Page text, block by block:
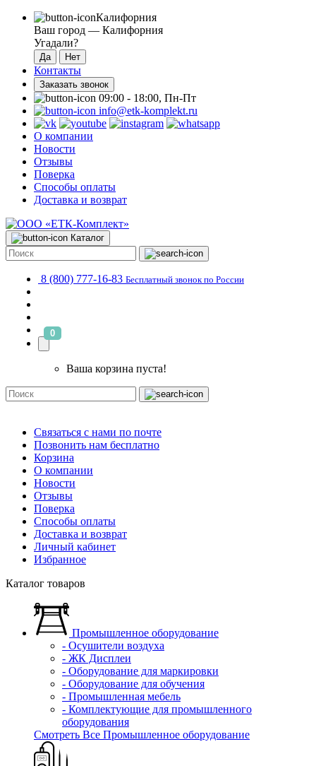
Калифорния
Ваш город — Калифорния
Угадали?
Контакты
Заказать звонок
09:00 - 18:00, Пн-Пт
info@etk-komplekt.ru
О компании
Новости
Отзывы
Поверка
Способы оплаты
Доставка и возврат
Каталог
8 (800) 777-16-83 Бесплатный звонок по России
0
Ваша корзина пуста!
Связаться с нами по почте
Позвонить нам бесплатно
Корзина
О компании
Новости
Отзывы
Поверка
Способы оплаты
Доставка и возврат
Личный кабинет
Избранное
Каталог товаров
Промышленное оборудование
- Осушители воздуха
- ЖК Дисплеи
- Оборудование для маркировки
- Оборудование для обучения
- Промышленная мебель
- Комплектующие для промышленного
оборудования
Смотреть Все Промышленное оборудование